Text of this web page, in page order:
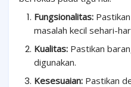
Fungsionalitas:
masalah kecil sehari-
Kualitas: Pastikan
digunakan.
Kesesuaian: Pastikan